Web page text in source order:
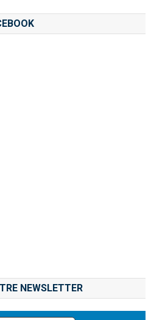
NEWSLETTER